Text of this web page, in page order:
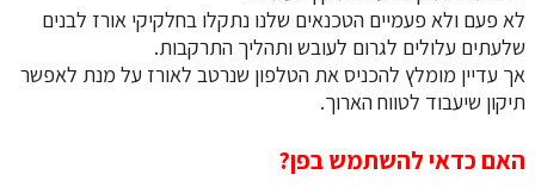
לא פעם ולא פעמיים הטכנאים שלנו נתקלו בחלקיקי אורז לבנים
שלעתים עלולים לגרום לעובש ותהליך התרקבות.
אך עדיין מומלץ להכניס את הטלפון שנרטב לאורז על מנת לאפשר
תיקון שיעבוד לטווח הארוך.
האם כדאי להשתמש בפן?